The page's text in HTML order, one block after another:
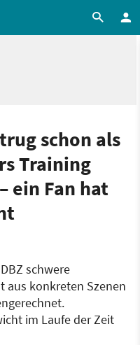
schon als
Training
ein Fan hat
schwere
aus konkreten Szenen
im Laufe der Zeit